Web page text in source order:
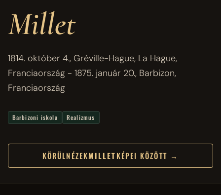
Millet
1814. október 4., Gréville-Hague, La Hague,
Franciaország - 1875. január 20., Barbizon,
Franciaország
Barbizoni iskola Realizmus
KÖRÜLNÉZEKMILLETKÉPEI KÖZÖTT →